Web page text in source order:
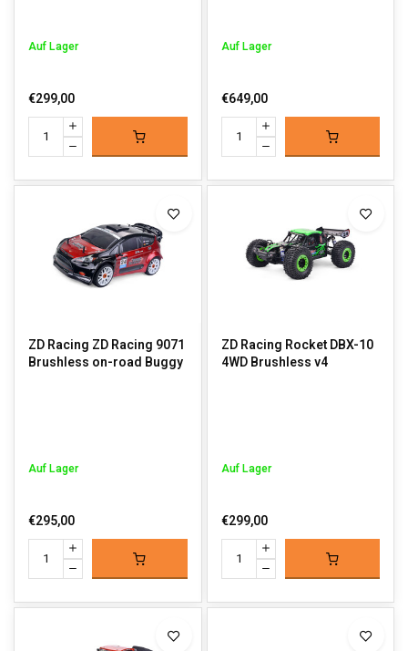
Auf Lager
€299,00
Auf Lager
€649,00
ZD Racing ZD Racing 9071
Brushless on-road Buggy
Auf Lager
€295,00
ZD Racing Rocket DBX-10
4WD Brushless v4
Auf Lager
€299,00